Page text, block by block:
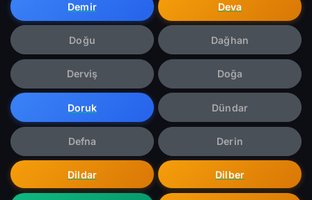
Demir Deva
Doğu Dağhan
Derviş Doğa
Doruk Dündar
Defna Derin
Dildar Dilber